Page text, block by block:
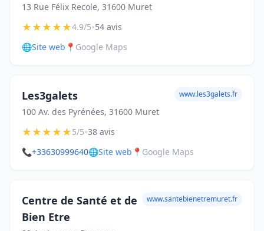
13 Rue Félix Recole, 31600 Muret
★★★★★4.9/5•54 avis
🌐Site web 📍 Google Maps
Les3galets
100 Av. des Pyrénées, 31600 Muret
www.les3galets.fr
★★★★★5/5•38 avis
📞+33630999640🌐Site web 📍 Google Maps
Centre de Santé et de
Bien Etre
www.santebienetremuret.fr